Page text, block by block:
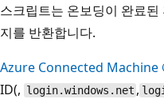
스크립트는 온보딩이 완료
지를 반환합니다.
Azure Connected Machine
ID(, login.windows.net ,